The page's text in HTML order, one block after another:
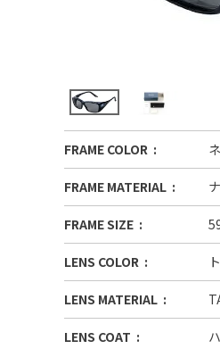
FRAME COLOR
FRAME MATERIAL
FRAME SIZE
LENS COLOR
LENS MATERIAL
LENS COAT